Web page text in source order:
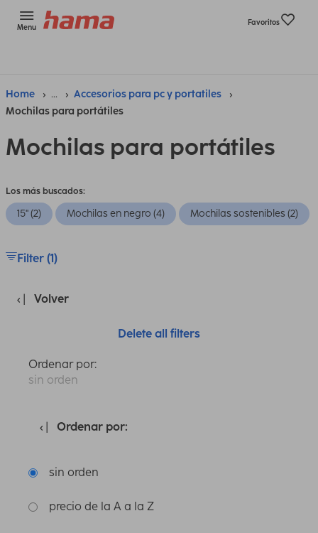
Menu
Favoritos
Home ...
Accesorios para pc y portatiles
Mochilas para portátiles
Mochilas para portátiles
Los más buscados:
15" (2) Mochilas en negro (4) Mochilas sostenibles (2)
Filter (1)
Volver
Delete all filters
Ordenar por:
sin orden
Ordenar por:
sin orden
precio de la A a la Z